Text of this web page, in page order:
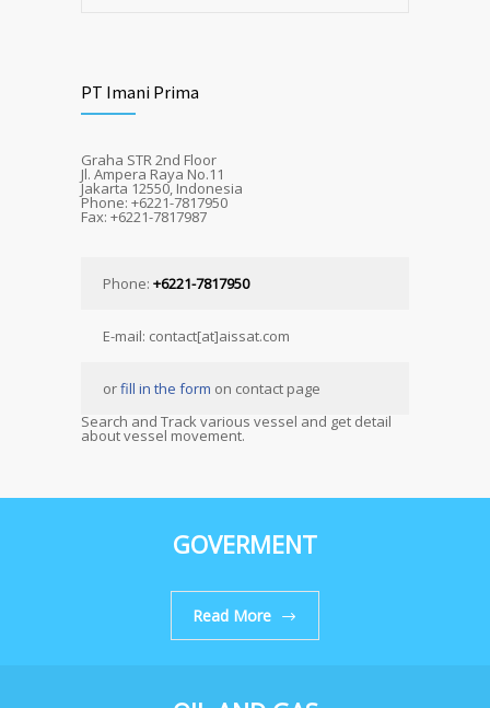
PT Imani Prima
Graha STR 2nd Floor
Jl. Ampera Raya No.11
Jakarta 12550, Indonesia
Phone: +6221-7817950
Fax: +6221-7817987
Phone: +6221-7817950
E-mail: contact[at]aissat.com
orfill in the form on contact page
Search and Track various vessel and get detail
about vessel movement.
GOVERMENT
Read More